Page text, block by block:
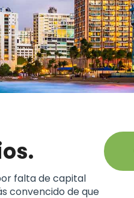
falta de capital
convencido de que